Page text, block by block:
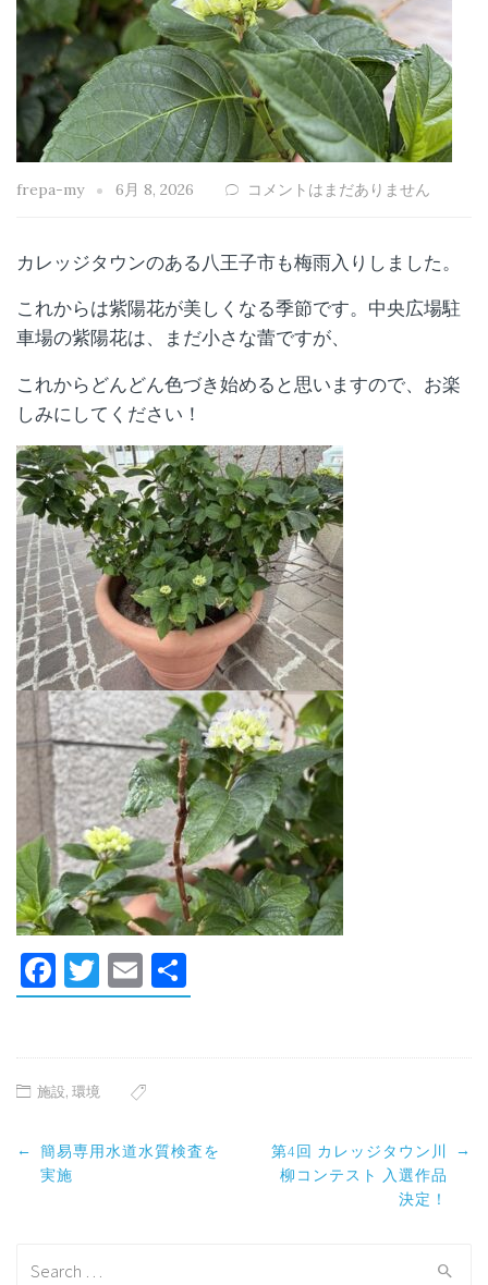
frepa-my 6月 8, 2026 コメントはまだありません
カレッジタウンのある八王子市も梅雨入りしました。
これからは紫陽花が美しくなる季節です。中央広場駐
車場の紫陽花は、まだ小さな蕾ですが、
これからどんどん色づき始めると思いますので、お楽
しみにしてください！
Facebook
Twitter
Email
有
施設, 環境
Post
navigation
← 簡易専用水道水質検査を
実施
第4回 カレッジタウン川
柳コンテスト 入選作品
決定！
→